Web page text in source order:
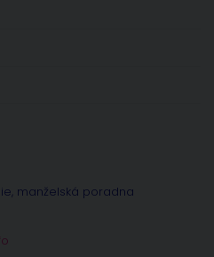
manželská poradna